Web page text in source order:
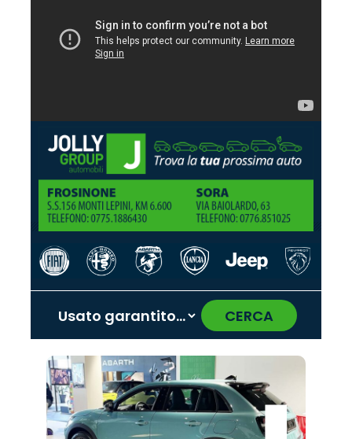
CERCA
Promo
Jaecoo
Promo
Alfa
Romeo
Promo
Mazda
Promo
Cupra
Promo
Opel
Promo
Abarth
Promo
Seat
Promo
Jeep
Promo
Fiat
Promo
Hyundai
Promo
Omoda
Promo
Lancia
Promo
Land
Rover
Promo
Peugeot
Promo
Citroën
‹ ›